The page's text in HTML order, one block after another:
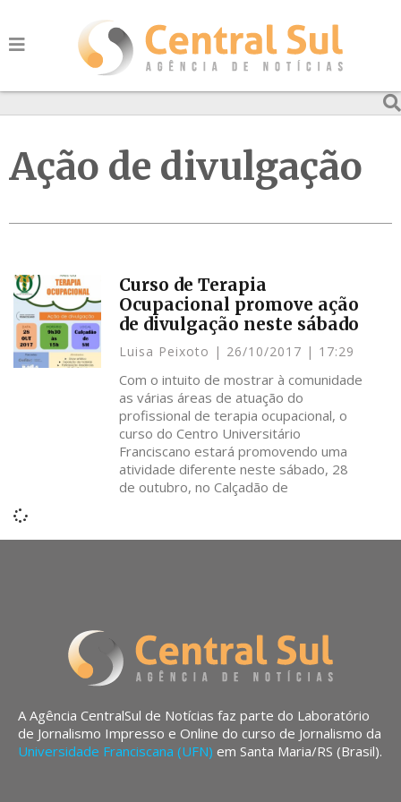
Ação de divulgação
Curso de Terapia
Ocupacional promove ação
de divulgação neste sábado
Luisa Peixoto 26/10/2017 17:29
Com o intuito de mostrar à comunidade
as várias áreas de atuação do
profissional de terapia ocupacional, o
curso do Centro Universitário
Franciscano estará promovendo uma
atividade diferente neste sábado, 28
de outubro, no Calçadão de
A Agência CentralSul de Notícias faz parte do Laboratório
de Jornalismo Impresso e Online do curso de Jornalismo da
Universidade Franciscana (UFN) em Santa Maria/RS (Brasil).